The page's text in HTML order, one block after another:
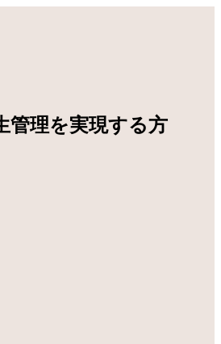
管理を実現する方